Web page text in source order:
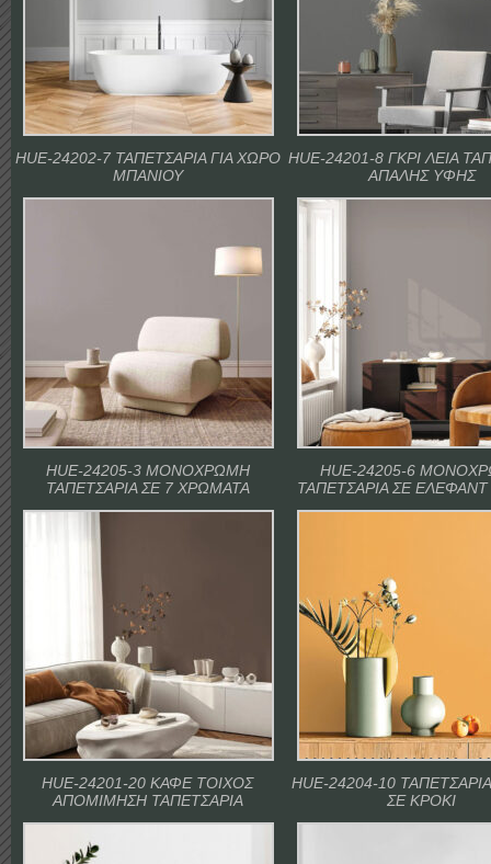
HUE-24202-7 ΤΑΠΕΤΣΑΡΙΑ ΓΙΑ ΧΩΡΟ
ΜΠΑΝΙΟΥ
HUE-24201-8 ΓΚΡΙ ΛΕΙΑ
ΑΠΑΛΗΣ ΥΦΗΣ
HUE-24205-3 ΜΟΝΟΧΡΩΜΗ
ΤΑΠΕΤΣΑΡΙΑ ΣΕ 7 ΧΡΩΜΑΤΑ
HUE-24205-6
ΤΑΠΕΤΣΑΡΙΑ ΣΕ
HUE-24201-20 ΚΑΦΕ ΤΟΙΧΟΣ
ΑΠΟΜΙΜΗΣΗ ΤΑΠΕΤΣΑΡΙΑ
HUE-24204-10
ΣΕ ΚΡΟΚΙ